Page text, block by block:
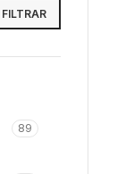
FILTRAR
89